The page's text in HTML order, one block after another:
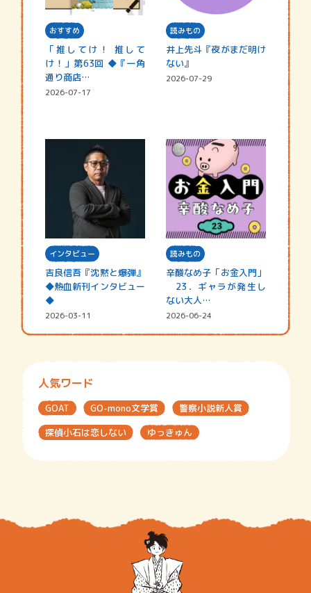
おすすめ
「推してけ！ 推して
け！」第63回 ◆『一角
通り商店…
2026-07-17
読みもの
井上先斗『夜がまだ明け
ない』
2026-07-29
インタビュー
吉良信吾『沈黙と爆弾』
◆熱血新刊インタビュー
◆
2026-03-11
読みもの
辛酸なめ子「お金入門」
23．ギャラが発生し
ない大人…
2026-06-24
人気ワード
GOAT GO-mono文学賞
警察小説新人賞
探偵小石は恋しない
ゆっきゅん